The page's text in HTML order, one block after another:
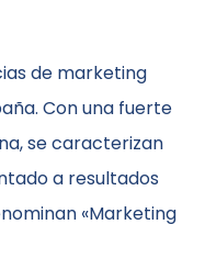
de marketing
Con una fuerte
se caracterizan
a resultados
«Marketing